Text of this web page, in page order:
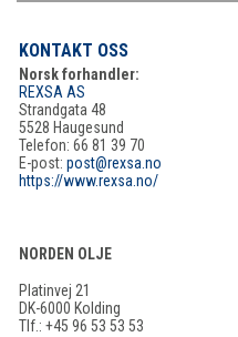
KONTAKT OSS
Norsk forhandler:
REXSA AS
Strandgata 48
5528 Haugesund
Telefon: 66 81 39 70
E-post: post@rexsa.no
https://www.rexsa.no/
NORDEN OLJE
Platinvej 21
DK-6000 Kolding
Tlf.: +45 96 53 53 53